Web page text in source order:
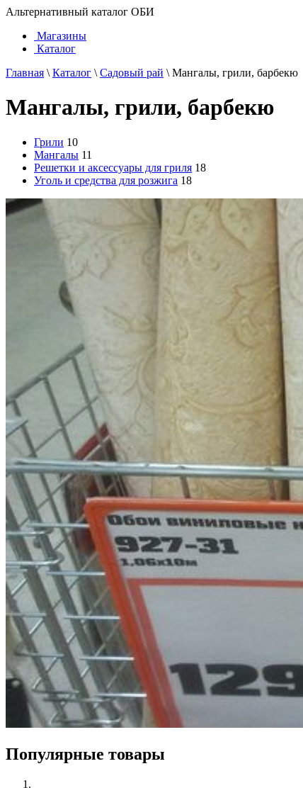
Альтернативный каталог ОБИ
Магазины
Каталог
Главная \ Каталог \ Садовый рай \ Мангалы, грили, барбекю
Мангалы, грили, барбекю
Грили 10
Мангалы 11
Решетки и аксессуары для гриля 18
Уголь и средства для розжига 18
Популярные товары